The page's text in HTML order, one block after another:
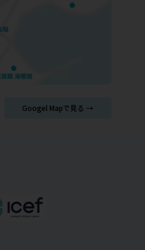
Googel Mapで見る →